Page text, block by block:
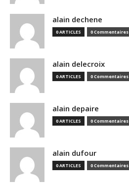
alain dechene
0 ARTICLES 0 Commentaires
alain delecroix
0 ARTICLES 0 Commentaires
alain depaire
0 ARTICLES 0 Commentaires
alain dufour
0 ARTICLES 0 Commentaires